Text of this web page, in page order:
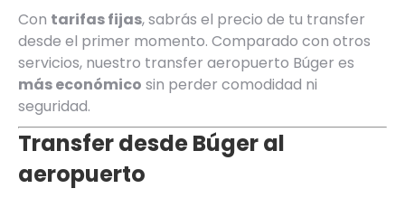
Con tarifas fijas, sabrás el precio de tu transfer
desde el primer momento. Comparado con otros
servicios, nuestro transfer aeropuerto Búger es
más económico sin perder comodidad ni
seguridad.
Transfer desde Búger al
aeropuerto